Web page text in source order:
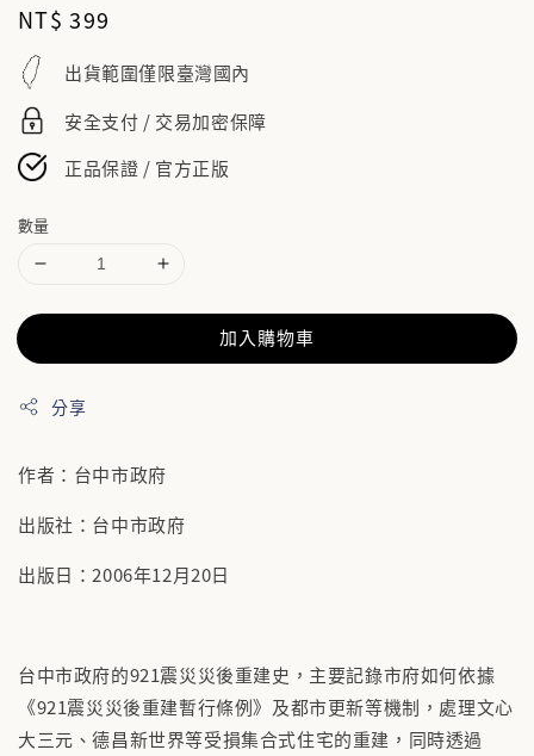
Regular
price
NT$ 399
出貨範圍僅限臺灣國內
安全支付 / 交易加密保障
正品保證 / 官方正版
數量
加入購物車
分享
作者：台中市政府
出版社：台中市政府
出版日：2006年12月20日
台中市政府的921震災災後重建史，主要記錄市府如何依據
《921震災災後重建暫行條例》及都市更新等機制，處理文心
大三元、德昌新世界等受損集合式住宅的重建，同時透過